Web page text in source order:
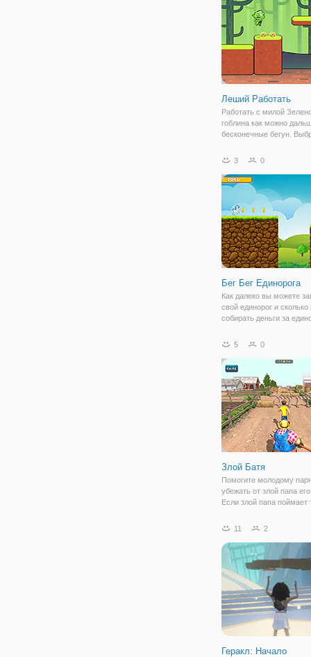
этой игре.
Леший Работать
Работать с милой
гоблина как можно
бесконечные бегун.
чтобы выполнить в
на платформу. Не
3 0
Бег Бег Единорога
Как далеко вы можете
свой единорог и
собирать деньги за
собирать деньги
можно больше.
5 0
Злой Батя
Помогите молодому
убежать от злой папа
Если злой папа поймает
время, и помочь вам
11 2
Геракл: Начало